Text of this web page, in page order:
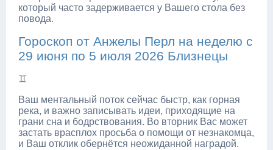
который часто задерживается у Вашего стола без
повода.
Гороскоп от Анжелы Перл на неделю с
29 июня по 5 июля 2026 Близнецы
♊
Ваш ментальный поток сейчас быстр, как горная
река, и важно записывать идеи, приходящие на
грани сна и бодрствования. Во вторник Вас может
застать врасплох просьба о помощи от незнакомца,
и Ваш отклик обернётся неожиданной наградой.